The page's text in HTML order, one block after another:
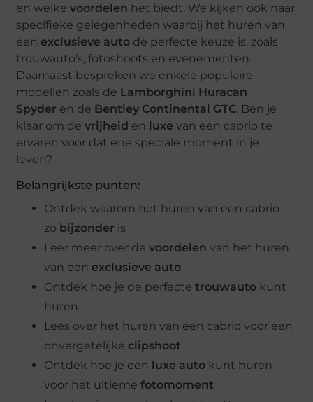
en welkevoordelen het biedt. We kijken ook naar
specifieke gelegenheden waarbij het huren van
een exclusieve auto de perfecte keuze is, zoals
trouwauto’s, fotoshoots en evenementen.
Daarnaast bespreken we enkele populaire
modellen zoals de Lamborghini Huracan
Spyder en de Bentley Continental GTC. Ben je
klaar om devrijheid en luxe van een cabrio te
ervaren voor dat ene speciale moment in je
leven?
Belangrijkste punten:
Ontdek waarom het huren van een cabrio
zo bijzonder is
Leer meer over devoordelen van het huren
van een exclusieve auto
Ontdek hoe je de perfectetrouwauto kunt
huren
Lees over het huren van een cabrio voor een
onvergetelijke clipshoot
Ontdek hoe je een luxe auto kunt huren
voor het ultiemefotomoment